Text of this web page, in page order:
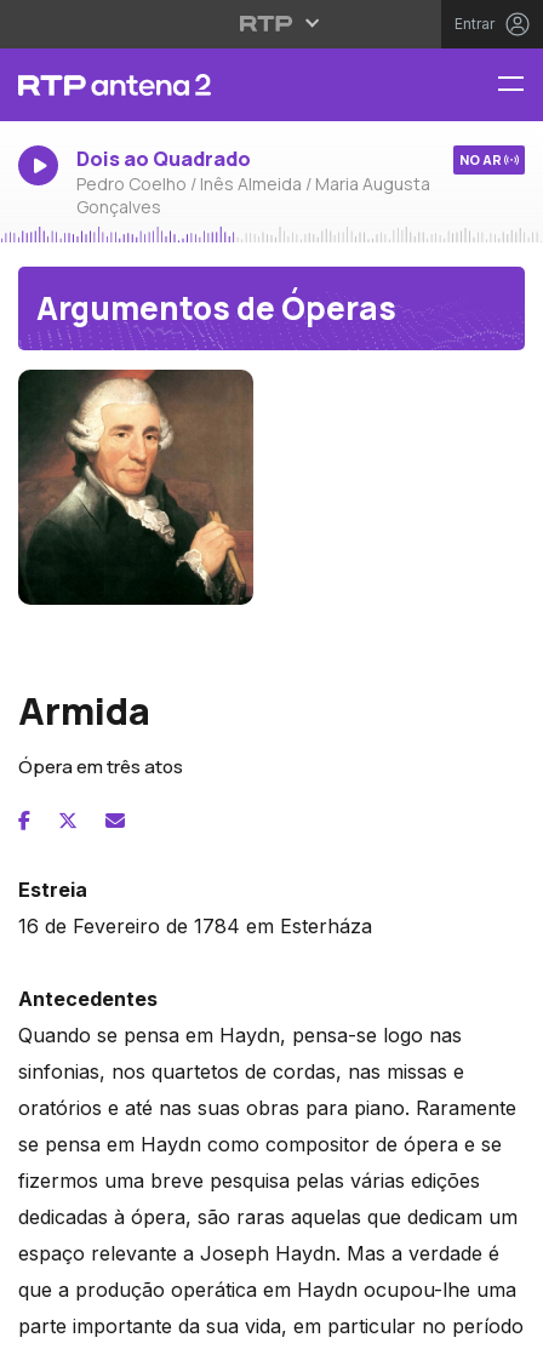
Entrar
Dois ao Quadrado
Pedro Coelho / Inês Almeida / Maria Augusta
Gonçalves
NO AR
Argumentos de Óperas
Armida
Ópera em três atos
Estreia
16 de Fevereiro de 1784 em Esterháza
Antecedentes
Quando se pensa em Haydn, pensa-se logo nas
sinfonias, nos quartetos de cordas, nas missas e
oratórios e até nas suas obras para piano. Raramente
se pensa em Haydn como compositor de ópera e se
fizermos uma breve pesquisa pelas várias edições
dedicadas à ópera, são raras aquelas que dedicam um
espaço relevante a Joseph Haydn. Mas a verdade é
que a produção operática em Haydn ocupou-lhe uma
parte importante da sua vida, em particular no período